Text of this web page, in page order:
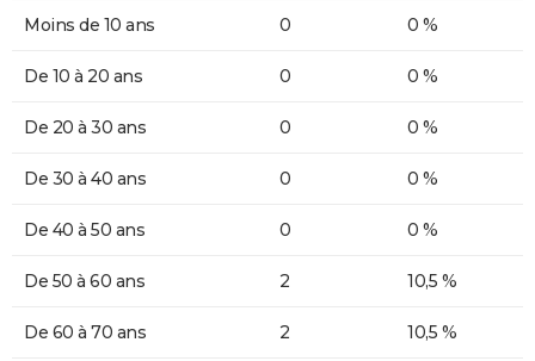
Moins de 10 ans 0 0 %
De 10 à 20 ans 0 0 %
De 20 à 30 ans 0 0 %
De 30 à 40 ans 0 0 %
De 40 à 50 ans 0 0 %
De 50 à 60 ans 2 10,5 %
De 60 à 70 ans 2 10,5 %